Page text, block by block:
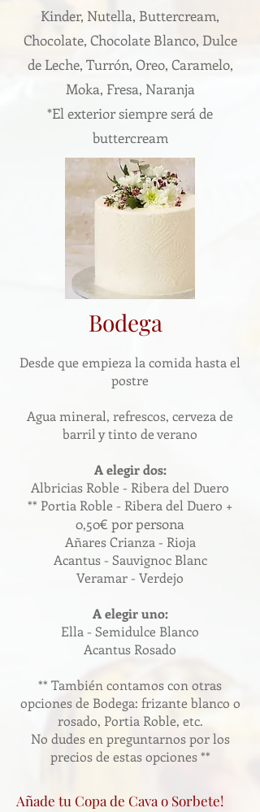
Kinder, Nutella, Buttercream,
Chocolate, Chocolate Blanco, Dulce
de Leche, Turrón, Oreo, Caramelo,
Moka, Fresa, Naranja
*El exterior siempre será de
buttercream
Bodega
Desde que empieza la comida hasta el
postre
Agua mineral, refrescos, cerveza de
barril y tinto de verano
A elegir dos:
Albricias Roble - Ribera del Duero
** Portia Roble - Ribera del Duero +
0,50€ por persona
Añares Crianza - Rioja
Acantus - Sauvignoc Blanc
Veramar - Verdejo
A elegir uno:
Ella - Semidulce Blanco
Acantus Rosado
** También contamos con otras
opciones de Bodega: frizante blanco o
rosado, Portia Roble, etc.
No dudes en preguntarnos por los
precios de estas opciones **
Añade tu Copa de Cava o Sorbete!